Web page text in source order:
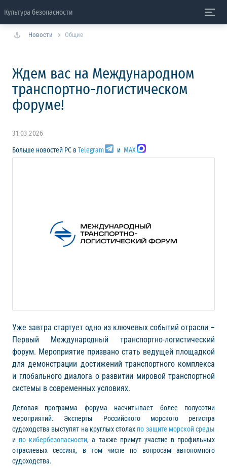
Культура безопасности
Новости Общие
Ждем вас на Международном
транспортно-логистическом
форуме!
31.03.2026
Больше новостей РС в Telegram и MAX
Уже завтра стартует одно из ключевых событий отрасли –
Первый Международный транспортно-логистический
форум. Мероприятие призвано стать ведущей площадкой
для демонстрации достижений транспортного комплекса
и глобального диалога о развитии мировой транспортной
системы в современных условиях.
Деловая программа форума насчитывает более полусотни
мероприятий. Эксперты Российского морского регистра
судоходства выступят на круглых столах по защите морской среды
и по кибербезопасности, а также примут участие в профильных
отраслевых сессиях, в том числе по вопросам автономного
судоходства.